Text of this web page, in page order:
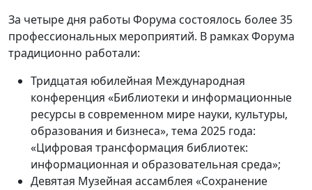
За четыре дня работы Форума состоялось более 35
профессиональных мероприятий. В рамках Форума
традиционно работали:
Тридцатая юбилейная Международная
конференция «Библиотеки и информационные
ресурсы в современном мире науки, культуры,
образования и бизнеса», тема 2025 года:
«Цифровая трансформация библиотек:
информационная и образовательная среда»;
Девятая Музейная ассамблея «Сохранение